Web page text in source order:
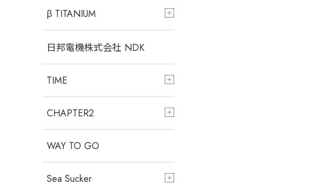
β TITANIUM
日邦電機株式会社 NDK
TIME
CHAPTER2
WAY TO GO
Sea Sucker